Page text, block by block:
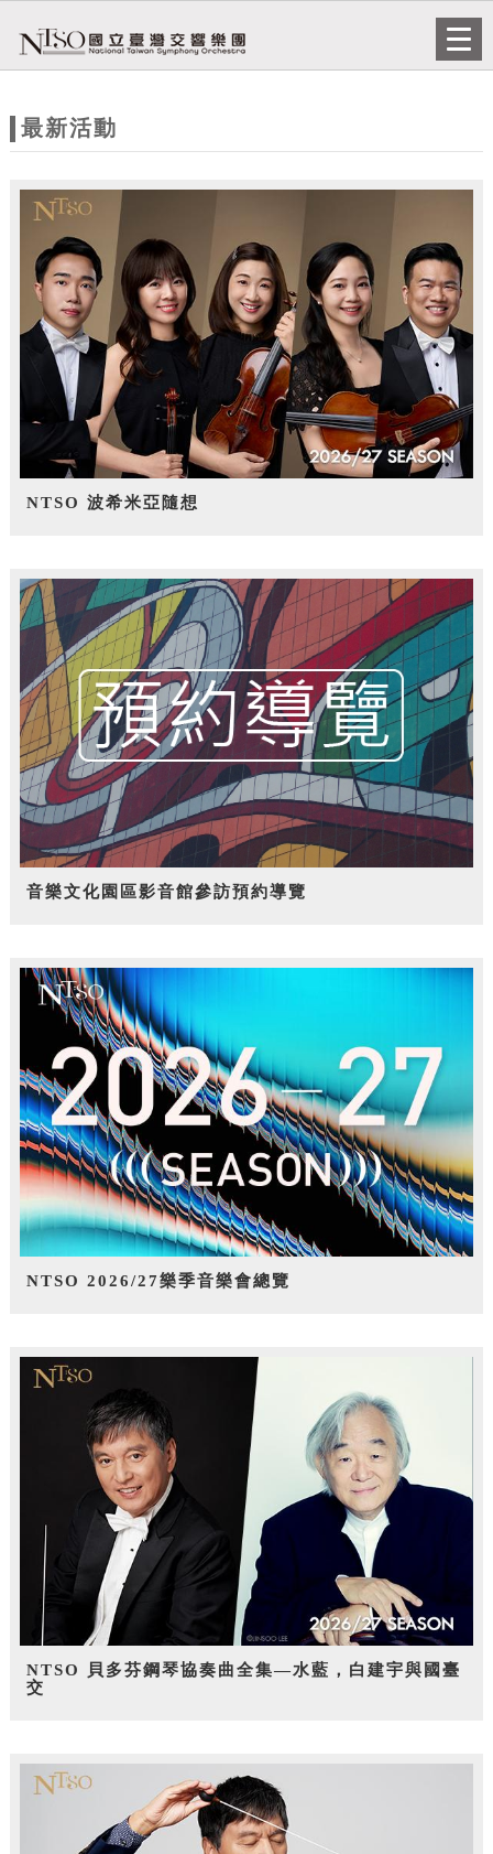
站
題
最新活動
NTSO 波希米亞隨想
音樂文化園區影音館參訪預約導覽
NTSO 2026/27樂季音樂會總覽
NTSO 貝多芬鋼琴協奏曲全集—水藍，白建宇與國臺
交